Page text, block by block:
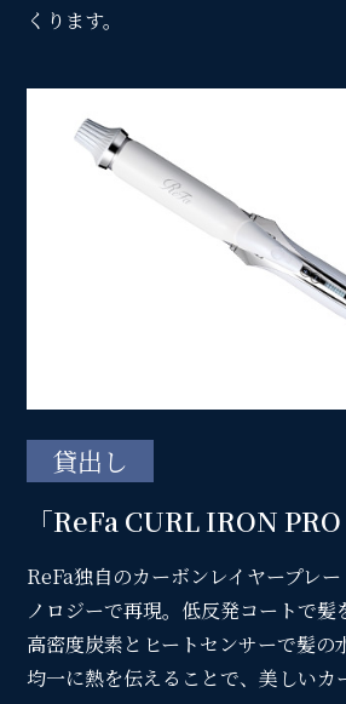
くります。
貸出し
「ReFa CURL IRON PRO
ReFa独自のカーボンレイヤープレ
ノロジーで再現。低反発コートで髪
高密度炭素とヒートセンサーで髪の
均一に熱を伝えることで、美しいカ